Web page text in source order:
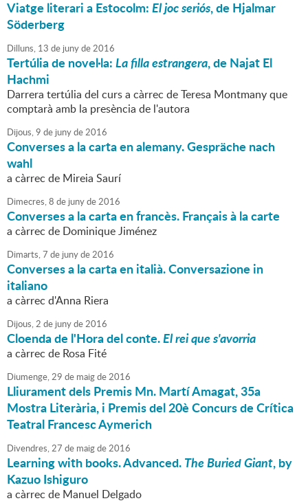
Viatge literari a Estocolm:El joc seriós, de Hjalmar
Söderberg
Dilluns, 13 de junyde2016
Tertúlia de novel·la:La filla estrangera, de Najat El
Hachmi
Darrera tertúlia del curs a càrrec de Teresa Montmany que
comptarà amb la presència de l'autora
Dijous,9 de junyde2016
Converses a la carta en alemany. Gespräche nach
wahl
a càrrec de Mireia Saurí
Dimecres,8 de junyde2016
Converses a la carta en francès. Français à la carte
a càrrec de Dominique Jiménez
Dimarts,7 de junyde2016
Converses a la carta en italià. Conversazione in
italiano
a càrrec d'Anna Riera
Dijous,2 de junyde2016
Cloenda de l'Hora del conte.El rei que s'avorria
a càrrec de Rosa Fité
Diumenge,29 de maigde2016
Lliurament dels Premis Mn. Martí Amagat, 35a
Mostra Literària, i Premis del 20è Concurs de Crítica
Teatral Francesc Aymerich
Divendres,27 de maigde2016
Learning with books. Advanced.The Buried Giant, by
Kazuo Ishiguro
a càrrec de Manuel Delgado